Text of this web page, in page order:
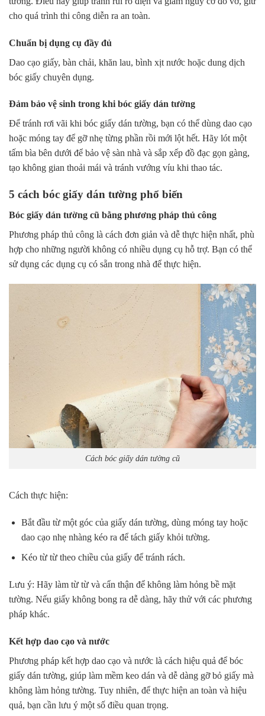
cho quá trình thi công diễn ra an toàn.
Chuẩn bị dụng cụ đầy đủ
Dao cạo giấy, bàn chải, khăn lau, bình xịt nước hoặc dung dịch
bóc giấy chuyên dụng.
Đảm bảo vệ sinh trong khi bóc giấy dán tường
Để tránh rơi vãi khi bóc giấy dán tường, bạn có thể dùng dao cạo
hoặc móng tay để gỡ nhẹ từng phần rồi mới lột hết. Hãy lót một
tấm bìa bên dưới để bảo vệ sàn nhà và sắp xếp đồ đạc gọn gàng,
tạo không gian thoải mái và tránh vướng víu khi thao tác.
5 cách bóc giấy dán tường phổ biến
Bóc giấy dán tường cũ bằng phương pháp thủ công
Phương pháp thủ công là cách đơn giản và dễ thực hiện nhất, phù
hợp cho những người không có nhiều dụng cụ hỗ trợ. Bạn có thể
sử dụng các dụng cụ có sẵn trong nhà để thực hiện.
Cách bóc giấy dán tường cũ
Cách thực hiện:
Bắt đầu từ một góc của giấy dán tường, dùng móng tay hoặc
dao cạo nhẹ nhàng kéo ra để tách giấy khỏi tường.
Kéo từ từ theo chiều của giấy để tránh rách.
Lưu ý: Hãy làm từ từ và cẩn thận để không làm hỏng bề mặt
tường. Nếu giấy không bong ra dễ dàng, hãy thử với các phương
pháp khác.
Kết hợp dao cạo và nước
Phương pháp kết hợp dao cạo và nước là cách hiệu quả để bóc
giấy dán tường, giúp làm mềm keo dán và dễ dàng gỡ bỏ giấy mà
không làm hỏng tường. Tuy nhiên, để thực hiện an toàn và hiệu
quả, bạn cần lưu ý một số điều quan trọng.